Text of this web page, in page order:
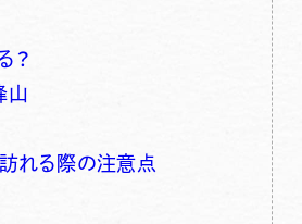
？
山
れる際の注意点